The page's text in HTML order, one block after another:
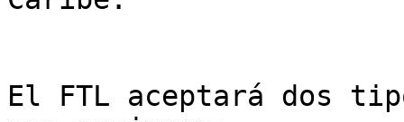
El FTL aceptará dos